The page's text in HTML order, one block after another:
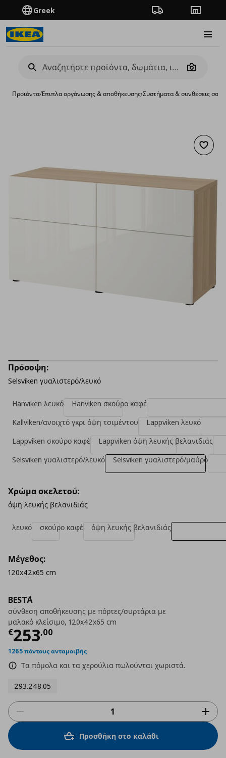
Greek Πορεία παραγγελίας
Camera
Προϊόντα›Έπιπλα οργάνωσης & αποθήκευσης›Συστήματα & συνθέσεις
BESTÅ
σύνθεση αποθήκευσης με πόρτες/συρτάρια με
μαλακό κλείσιμο, 120x42x65 cm
€253,00
Τρέχουσα τιμή
1265 πόντους ανταμοιβής
Τα πόμολα και τα χερούλια πωλούνται χωριστά.
293.248.05
Πρόσοψη:
Selsviken γυαλιστερό/λευκό
Hanviken λευκό
Hanviken σκούρο καφέ
Kallviken/ανοιχτό γκρι όψη τσιμέντου
Lappviken λευκό
Lappviken σκούρο καφέ
Lappviken όψη λευκής βελανιδιάς
Selsviken γυαλιστερό/λευκό
Selsviken γυαλιστερό/μαύρο
Χρώμα σκελετού:
όψη λευκής βελανιδιάς
λευκό σκούρο καφέ όψη λευκής βελανιδιάς
Μέγεθος:
120x42x65 cm
Προσθήκη στο καλάθι